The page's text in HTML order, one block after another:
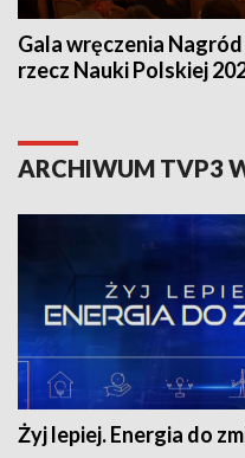
Gala wręczenia Nagród
rzecz Nauki Polskiej
ARCHIWUM TVP3
Żyj lepiej. Energia do